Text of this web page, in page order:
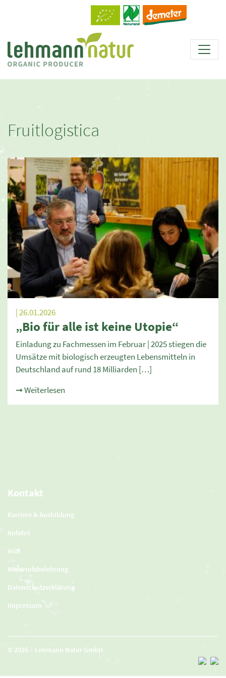
Fruitlogistica
| 26.01.2026
„Bio für alle ist keine Utopie“
Einladung zu Fachmessen im Februar | 2025 stiegen die
Umsätze mit biologisch erzeugten Lebensmitteln in
Deutschland auf rund 18 Milliarden […]
➞ Weiterlesen
Kontakt
Karriere & Ausbildung
Anfahrt
AGB
Widerrufsbelehrung
Datenschutzerklärung
Impressum
© 2026 – Lehmann Natur GmbH